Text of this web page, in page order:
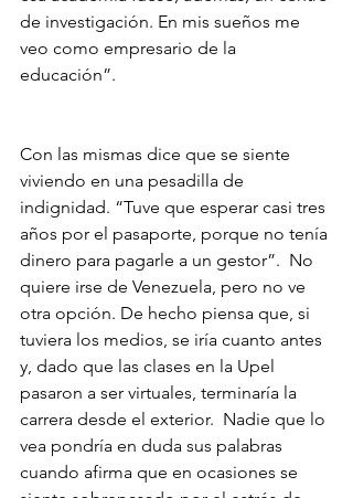
de investigación. En mis sueños me
veo como empresario de la
educación”.
Con las mismas dice que se siente
viviendo en una pesadilla de
indignidad. “Tuve que esperar casi tres
años por el pasaporte, porque no tenía
dinero para pagarle a un gestor”.  No
quiere irse de Venezuela, pero no ve
otra opción. De hecho piensa que, si
tuviera los medios, se iría cuanto antes
y, dado que las clases en la Upel
pasaron a ser virtuales, terminaría la
carrera desde el exterior.  Nadie que lo
vea pondría en duda sus palabras
cuando afirma que en ocasiones se